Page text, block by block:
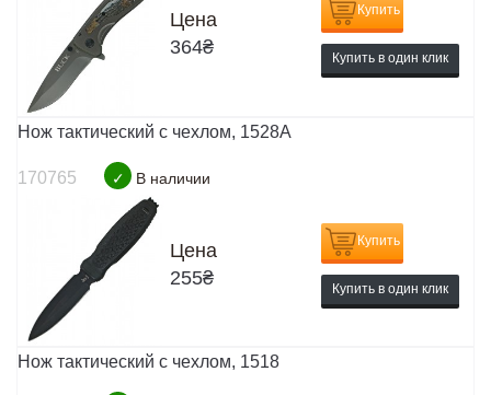
Цена
364₴
Купить
Купить в один клик
Нож тактический с чехлом, 1528A
170765 ✓ В наличии
Цена
255₴
Купить
Купить в один клик
Нож тактический с чехлом, 1518